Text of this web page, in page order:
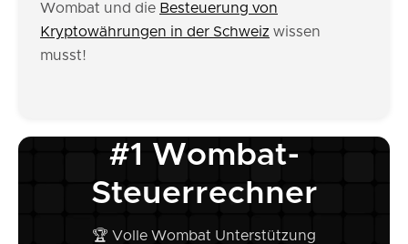
Wombat und die Besteuerung von
Kryptowährungen in der Schweiz wissen
musst!
#1 Wombat-
Steuerrechner
🏆 Volle Wombat Unterstützung